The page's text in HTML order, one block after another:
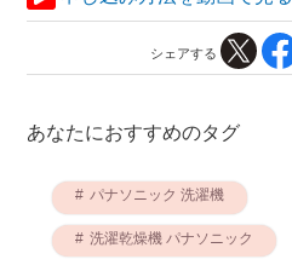
シェアする
あなたにおすすめのタグ
パナソニック 洗濯機
洗濯乾燥機 パナソニック